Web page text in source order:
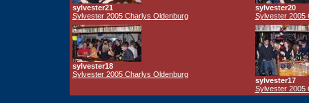
sylvester21
Sylvester 2005 Charlys Oldenburg
sylvester20
Sylvester 2005
sylvester18
Sylvester 2005 Charlys Oldenburg
sylvester17
Sylvester 2005